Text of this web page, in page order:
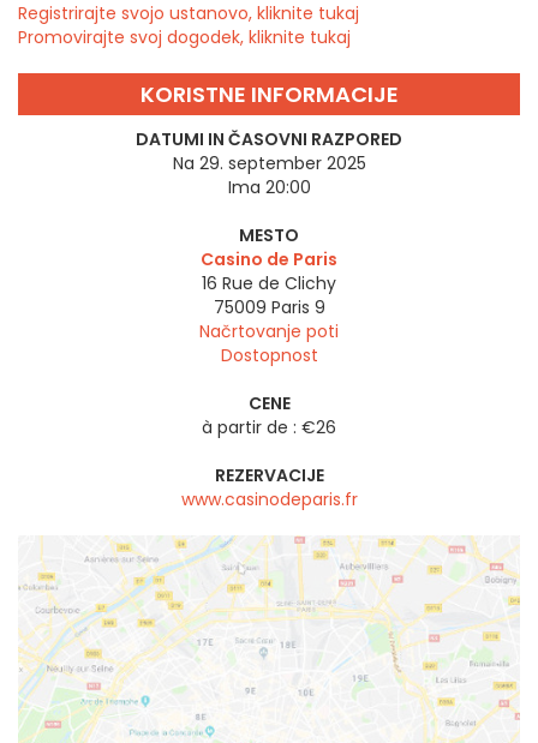
Registrirajte svojo ustanovo, kliknite tukaj
Promovirajte svoj dogodek, kliknite tukaj
KORISTNE INFORMACIJE
DATUMI IN ČASOVNI RAZPORED
Na 29. september 2025
Ima 20:00
MESTO
Casino de Paris
16 Rue de Clichy
75009 Paris 9
Načrtovanje poti
Dostopnost
CENE
à partir de : €26
REZERVACIJE
www.casinodeparis.fr